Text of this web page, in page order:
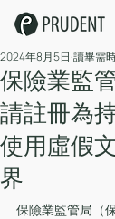
保險業監
請註冊為
使用虛假
界
2024年8月5日 讀畢需
保險業監管局（